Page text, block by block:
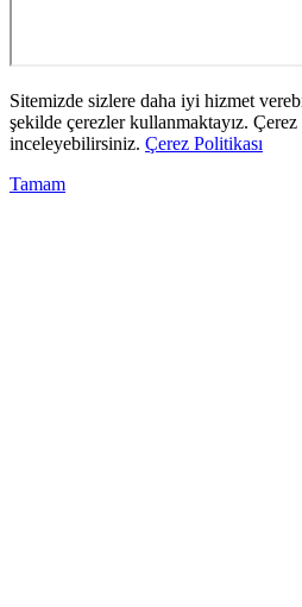
Sitemizde sizlere daha iyi hizmet
şekilde çerezler kullanmaktayız. Çerez
inceleyebilirsiniz. Çerez Politikası
Tamam